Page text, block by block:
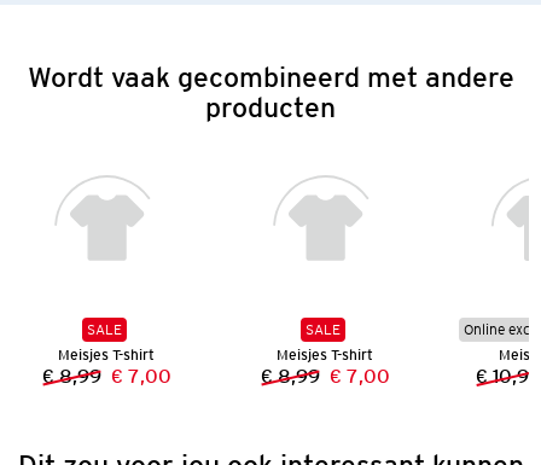
Wordt vaak gecombineerd met andere
producten
SALE
Meisjes T-shirt
Vorige prijs:
€ 8,99 Nieuwe prijs:
€ 7,00
SALE
Meisjes T-shirt
Vorige prijs:
€ 8,99 Nieuwe prijs:
€ 7,00
Online
€ 10,99